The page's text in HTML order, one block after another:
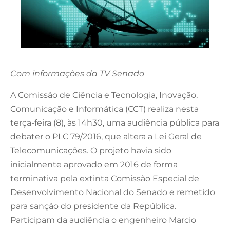
Com informações da TV Senado
A Comissão de Ciência e Tecnologia, Inovação,
Comunicação e Informática (CCT) realiza nesta
terça-feira (8), às 14h30, uma audiência pública para
debater o PLC 79/2016, que altera a Lei Geral de
Telecomunicações. O projeto havia sido
inicialmente aprovado em 2016 de forma
terminativa pela extinta Comissão Especial de
Desenvolvimento Nacional do Senado e remetido
para sanção do presidente da República.
Participam da audiência o engenheiro Marcio